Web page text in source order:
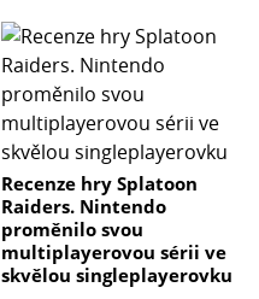
Recenze hry Splatoon
Raiders. Nintendo
proměnilo svou
multiplayerovou sérii ve
skvělou singleplayerovku